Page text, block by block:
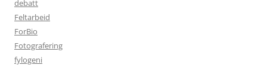
debatt
Feltarbeid
ForBio
Fotografering
fylogeni